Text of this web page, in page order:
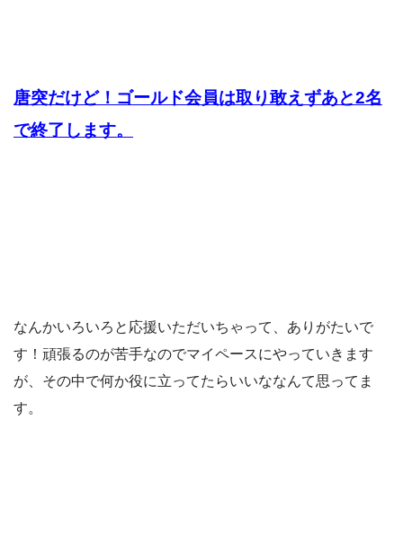
唐突だけど！ゴールド会員は取り敢えずあと2名
で終了します。
なんかいろいろと応援いただいちゃって、ありがたいで
す！頑張るのが苦手なのでマイペースにやっていきます
が、その中で何か役に立ってたらいいななんて思ってま
す。